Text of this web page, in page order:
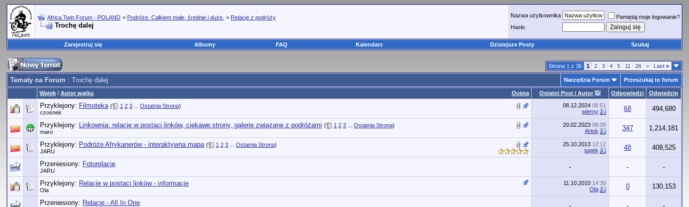
Africa Twin Forum - POLAND > Podróże. Całkiem małe, średnie i duże. > Relacje z podróży
Trochę dalej
Nazwa użytkownika
Pamiętaj moje logowanie?
Hasło
Zarejestruj się Albumy FAQ Kalendarz Dzisiejsze Posty Szukaj
Strona 1 z 36 1 2 3 4 5 11 26 > Last »
Tematy na Forum : Trochę dalej Narzędzia Forum Przeszukaj to forum
Ocena
Wątek / Autor wątku Ostatni Post / Autor Odpowiedzi Odwiedzin
Przyklejony: Filmoteka ( 1 2 3 Ostatnia Strona)
czosnek
08.12.2024 06:51
wierny
68 494,680
Przyklejony: Linkownia: relacje w postaci linków, ciekawe strony, galerie związane z podróżami ( 1 2 3 Ostatnia Strona)
maro
20.02.2023 08:05
Artek
347 1,214,181
Przyklejony: Podróże Afrykanerów - interaktywna mapa ( 1 2 3 Ostatnia Strona)
JARU
25.10.2013 12:12
tupek
48 408,525
Przeniesiony: Fotorelacje
JARU - - -
Przyklejony: Relacje w postaci linków - informacje
Ola
11.10.2010 14:30
Ola
0 130,153
Przeniesiony: Relacje - All In One